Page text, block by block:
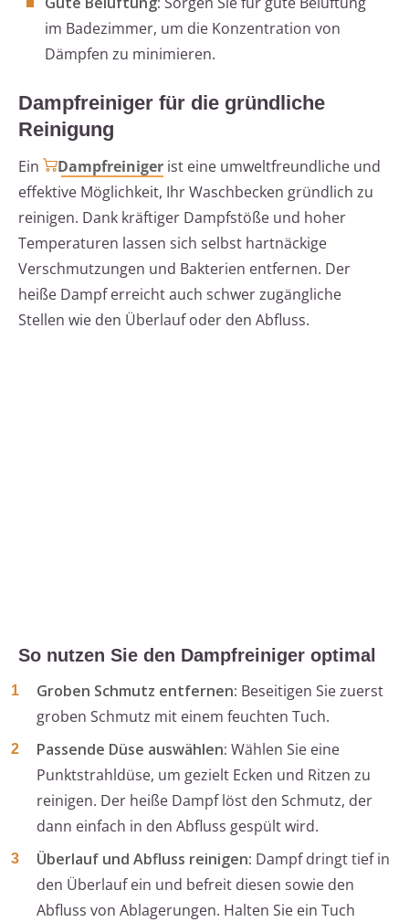
im Badezimmer, um die Konzentration von
Dämpfen zu minimieren.
Dampfreiniger für die gründliche
Reinigung
Ein Dampfreiniger ist eine umweltfreundliche und
effektive Möglichkeit, Ihr Waschbecken gründlich zu
reinigen. Dank kräftiger Dampfstöße und hoher
Temperaturen lassen sich selbst hartnäckige
Verschmutzungen und Bakterien entfernen. Der
heiße Dampf erreicht auch schwer zugängliche
Stellen wie den Überlauf oder den Abfluss.
So nutzen Sie den Dampfreiniger optimal
Groben Schmutz entfernen: Beseitigen Sie zuerst
groben Schmutz mit einem feuchten Tuch.
Passende Düse auswählen: Wählen Sie eine
Punktstrahldüse, um gezielt Ecken und Ritzen zu
reinigen. Der heiße Dampf löst den Schmutz, der
dann einfach in den Abfluss gespült wird.
Überlauf und Abfluss reinigen: Dampf dringt tief in
den Überlauf ein und befreit diesen sowie den
Abfluss von Ablagerungen. Halten Sie ein Tuch